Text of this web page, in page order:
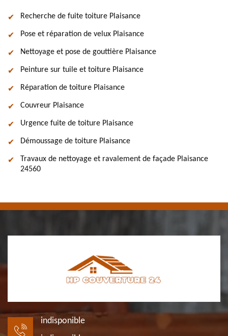
Recherche de fuite toiture Plaisance
Pose et réparation de velux Plaisance
Nettoyage et pose de gouttière Plaisance
Peinture sur tuile et toiture Plaisance
Réparation de toiture Plaisance
Couvreur Plaisance
Urgence fuite de toiture Plaisance
Démoussage de toiture Plaisance
Travaux de nettoyage et ravalement de façade Plaisance
24560
indisponible